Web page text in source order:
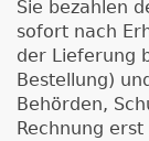
Sie bezahlen
sofort nach
der Lieferung
Bestellung)
Behörden,
Rechnung